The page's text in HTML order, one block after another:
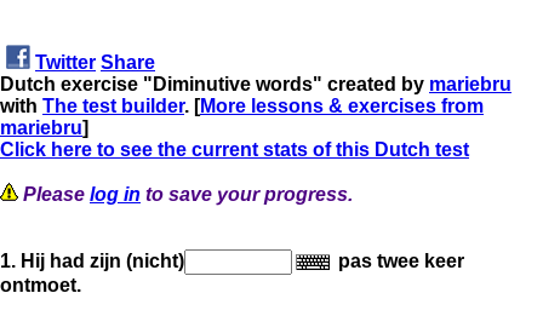
Twitter Share
Dutch exercise "Diminutive words" created by mariebru
with The test builder. [More lessons & exercises from
mariebru]
Click here to see the current stats of this Dutch test
Please log in to save your progress.
1. Hij had zijn (nicht)
pas twee keer
ontmoet.